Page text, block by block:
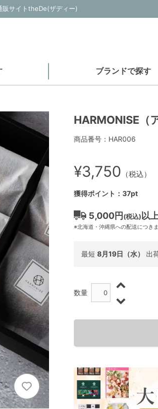
販サイトtheDe(ザディー)
ブランドで探す
HARMONISE（
商品番号：HAR006
¥3,750 （税込）
獲得ポイント：37pt
5,000円 (税込) 以
※北海道・沖縄県への配送につき
最短 8月19日（水） 出
数量